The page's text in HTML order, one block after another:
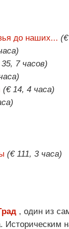
до наших...
7 часов)
(€ 14, 4 часа)
(€ 111, 3 часа)
, один из
Историческим